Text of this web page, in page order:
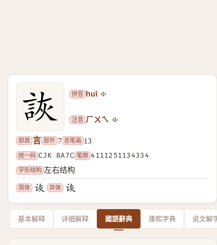
拼音 huī
注音 ㄏㄨㄟ
部首 言 部外 7 总笔画 13
统一码 CJK 8A7C 笔顺 4111251134334
字形结构 左右结构
简体 异体
基本解释 详细解释 國語辭典 康熙字典 说文解